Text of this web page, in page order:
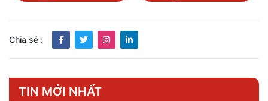
Chia sẻ :
TIN MỚI NHẤT